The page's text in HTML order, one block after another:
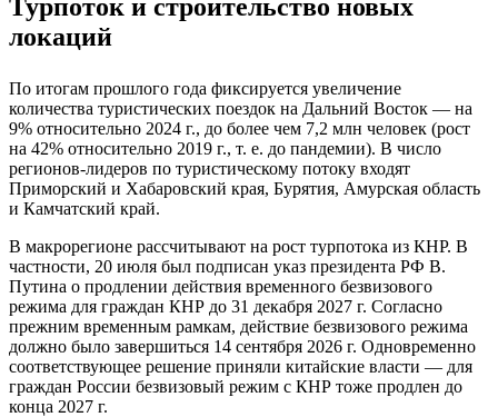
Турпоток и строительство новых
локаций
По итогам прошлого года фиксируется увеличение
количества туристических поездок на Дальний Восток — на
9% относительно 2024 г., до более чем 7,2 млн человек (рост
на 42% относительно 2019 г., т. е. до пандемии). В число
регионов-лидеров по туристическому потоку входят
Приморский и Хабаровский края, Бурятия, Амурская область
и Камчатский край.
В макрорегионе рассчитывают на рост турпотока из КНР. В
частности, 20 июля был подписан указ президента РФ В.
Путина о продлении действия временного безвизового
режима для граждан КНР до 31 декабря 2027 г. Согласно
прежним временным рамкам, действие безвизового режима
должно было завершиться 14 сентября 2026 г. Одновременно
соответствующее решение приняли китайские власти — для
граждан России безвизовый режим с КНР тоже продлен до
конца 2027 г.